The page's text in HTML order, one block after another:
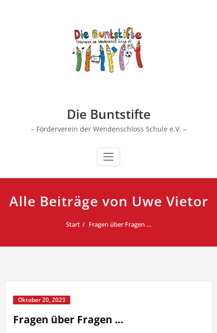
Die Buntstifte
– Förderverein der Wendenschloss Schule e.V. –
Alle Beiträge von Uwe Vietor
Start Fragen über Fragen …
Oktober 20, 2023
Fragen über Fragen …